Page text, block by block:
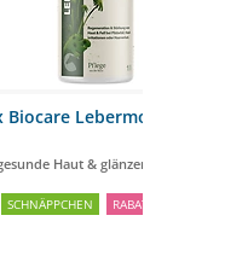
1000ml
Fell
RABATT10%